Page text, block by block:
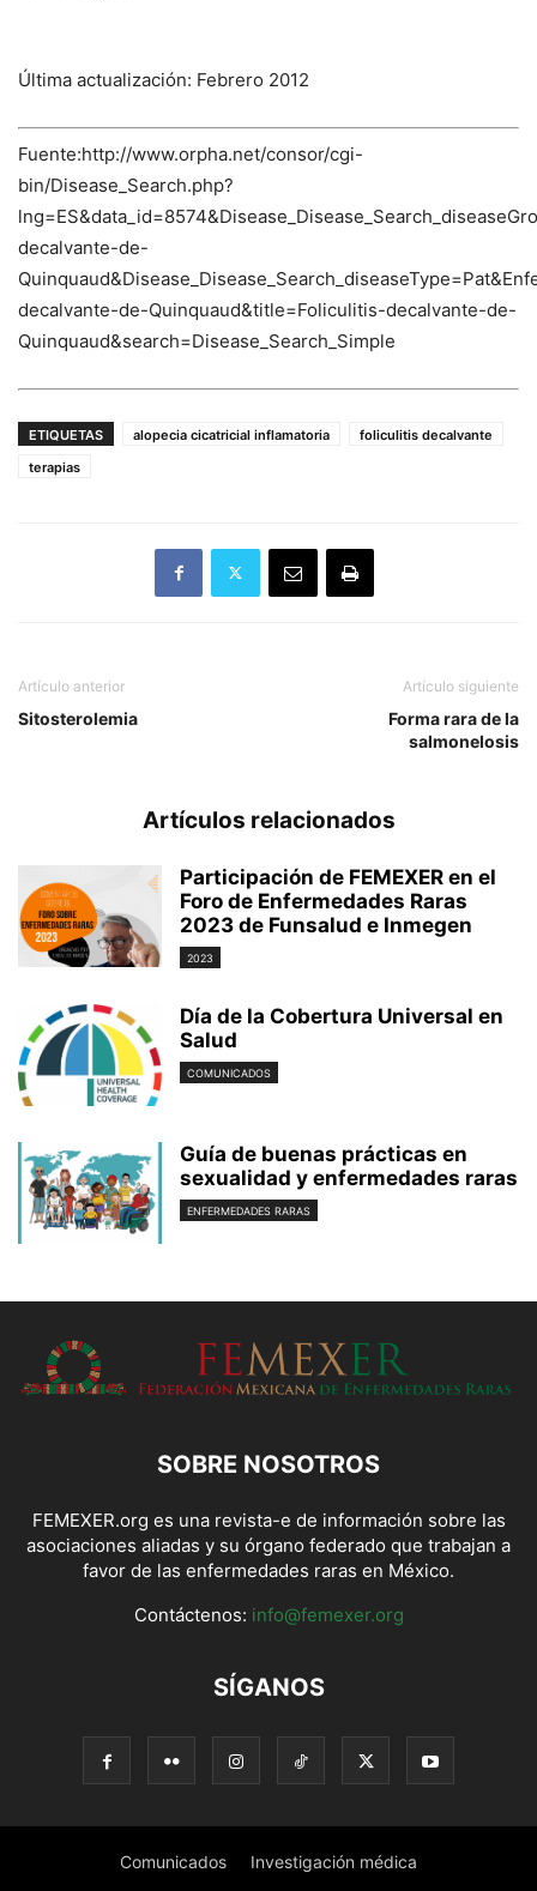
Última actualización: Febrero 2012
Fuente:http://www.orpha.net/consor/cgi-
bin/Disease_Search.php?
decalvante-de-
decalvante-de-Quinquaud&title=Foliculitis-decalvante-de-
Quinquaud&search=Disease_Search_Simple
ETIQUETAS alopecia cicatricial inflamatoria
foliculitis decalvante
terapias
Artículo anterior
Sitosterolemia
Artículo siguiente
Forma rara de la
salmonelosis
Artículos relacionados
Participación de FEMEXER en el
Foro de Enfermedades Raras
2023 de Funsalud e Inmegen
2023
Día de la Cobertura Universal en
Salud
COMUNICADOS
Guía de buenas prácticas en
sexualidad y enfermedades raras
ENFERMEDADES RARAS
SOBRE NOSOTROS
FEMEXER.org es una revista-e de información sobre las
asociaciones aliadas y su órgano federado que trabajan a
favor de las enfermedades raras en México.
Contáctenos: info@femexer.org
SÍGANOS
Comunicados Investigación médica